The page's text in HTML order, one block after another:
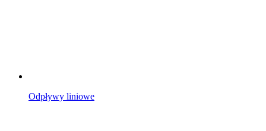
Odpływy liniowe